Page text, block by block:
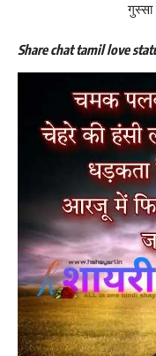
गुस्सा
Share chat tamil love